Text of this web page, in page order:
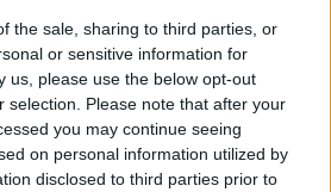
the sale, sharing to third parties, or
or sensitive information for
us, please use the below opt-out
selection. Please note that after your
you may continue seeing
on personal information utilized by
disclosed to third parties prior to
ματιά
πιο μακριά